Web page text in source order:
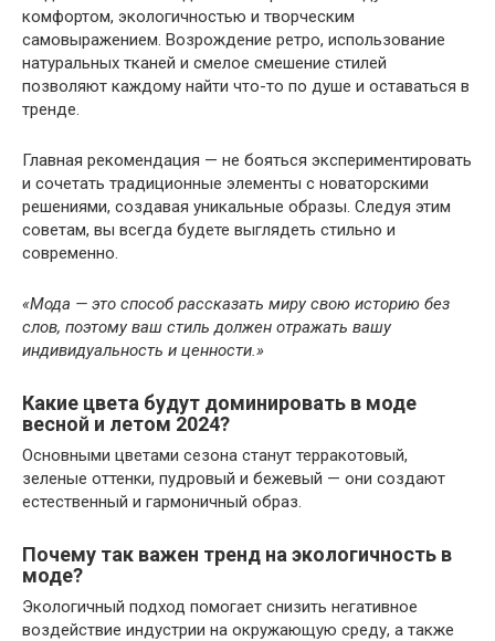
комфортом, экологичностью и творческим
самовыражением. Возрождение ретро, использование
натуральных тканей и смелое смешение стилей
позволяют каждому найти что-то по душе и оставаться в
тренде.
Главная рекомендация — не бояться экспериментировать
и сочетать традиционные элементы с новаторскими
решениями, создавая уникальные образы. Следуя этим
советам, вы всегда будете выглядеть стильно и
современно.
«Мода — это способ рассказать миру свою историю без
слов, поэтому ваш стиль должен отражать вашу
индивидуальность и ценности.»
Какие цвета будут доминировать в моде
весной и летом 2024?
Основными цветами сезона станут терракотовый,
зеленые оттенки, пудровый и бежевый — они создают
естественный и гармоничный образ.
Почему так важен тренд на экологичность в
моде?
Экологичный подход помогает снизить негативное
воздействие индустрии на окружающую среду, а также